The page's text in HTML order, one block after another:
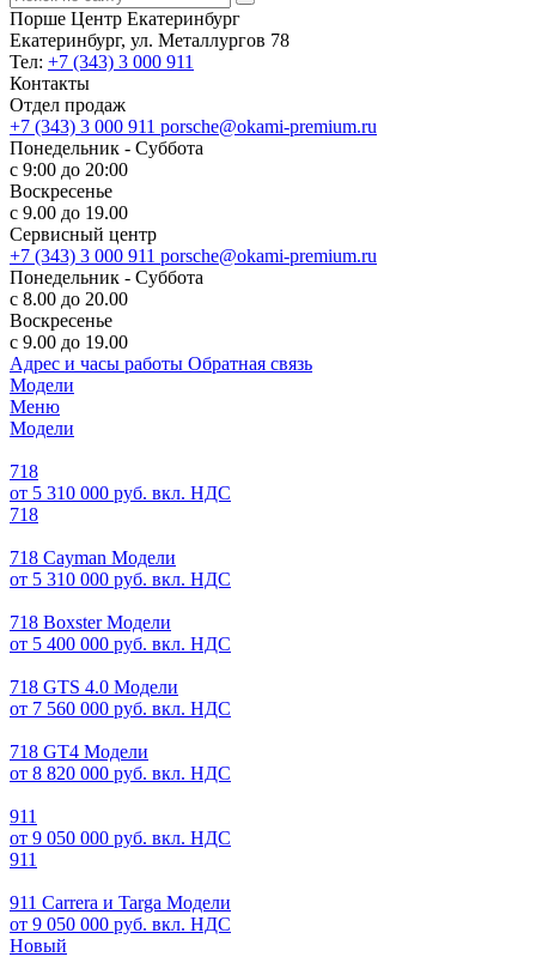
Порше Центр Екатеринбург
Екатеринбург, ул. Металлургов 78
Тел: +7 (343) 3 000 911
Контакты
Отдел продаж
+7 (343) 3 000 911 porsche@okami-premium.ru
Понедельник - Суббота
с 9:00 до 20:00
Воскресенье
с 9.00 до 19.00
Сервисный центр
+7 (343) 3 000 911 porsche@okami-premium.ru
Понедельник - Суббота
с 8.00 до 20.00
Воскресенье
с 9.00 до 19.00
Адрес и часы работы Обратная связь
Модели
Меню
Модели
718
от 5 310 000 руб. вкл. НДС
718
718 Cayman Модели
от 5 310 000 руб. вкл. НДС
718 Boxster Модели
от 5 400 000 руб. вкл. НДС
718 GTS 4.0 Модели
от 7 560 000 руб. вкл. НДС
718 GT4 Модели
от 8 820 000 руб. вкл. НДС
911
от 9 050 000 руб. вкл. НДС
911
911 Carrera и Targa Модели
от 9 050 000 руб. вкл. НДС
Новый